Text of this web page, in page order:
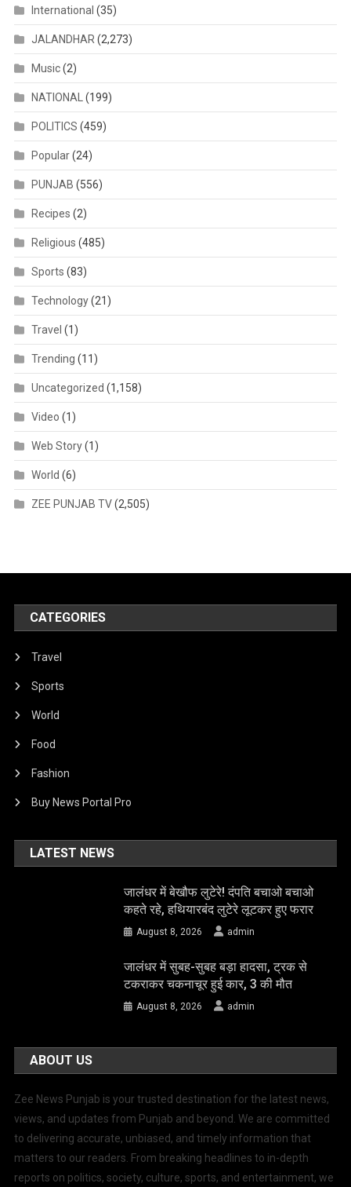
International (35)
JALANDHAR (2,273)
Music(2)
NATIONAL (199)
POLITICS (459)
Popular(24)
PUNJAB (556)
Recipes (2)
Religious (485)
Sports (83)
Technology(21)
Travel (1)
Trending (11)
Uncategorized (1,158)
Video (1)
Web Story(1)
World (6)
ZEE PUNJAB TV(2,505)
CATEGORIES
Travel
Sports
World
Food
Fashion
Buy News Portal Pro
LATEST NEWS
जालंधर में बेखौफ लुटेरे! दंपति बचाओ बचाओ
कहते रहे, हथियारबंद लुटेरे लूटकर हुए फरार
August 8, 2026 admin
जालंधर में सुबह-सुबह बड़ा हादसा, ट्रक से
टकराकर चकनाचूर हुई कार, 3 की मौत
August 8, 2026 admin
ABOUT US
Zee News Punjab is your trusted destination for the latest news,
views, and updates from Punjab and beyond. We are committed
to delivering accurate, unbiased, and timely information that
matters to our readers. From breaking headlines to in-depth
reports on politics, society, culture, sports, and entertainment, we